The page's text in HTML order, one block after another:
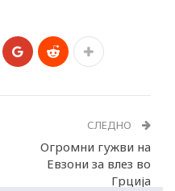
СЛЕДНО
Огромни гужви на
Евзони за влез во
Грција